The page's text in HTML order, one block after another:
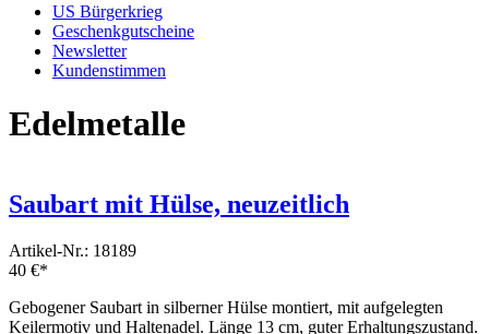
US Bürgerkrieg
Geschenkgutscheine
Newsletter
Kundenstimmen
Edelmetalle
Saubart mit Hülse, neuzeitlich
Artikel-Nr.: 18189
40 €*
Gebogener Saubart in silberner Hülse montiert, mit aufgelegten
Keilermotiv und Haltenadel. Länge 13 cm, guter Erhaltungszustand.